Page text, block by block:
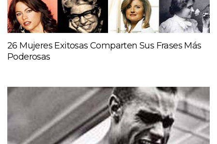
26 Mujeres Exitosas Comparten Sus Frases Más
Poderosas